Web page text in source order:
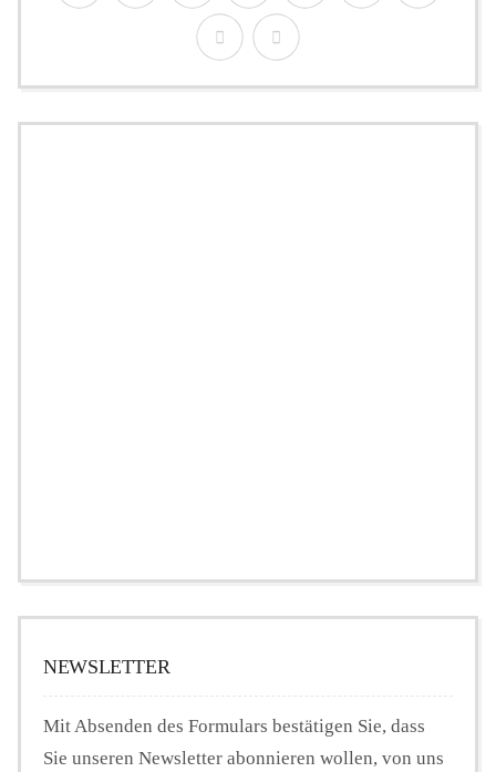
NEWSLETTER
Mit Absenden des Formulars bestätigen Sie, dass
Sie unseren Newsletter abonnieren wollen, von uns